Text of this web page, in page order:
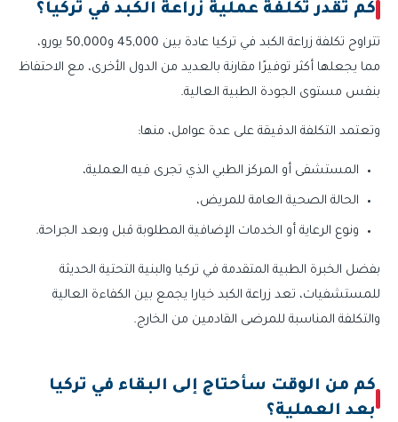
كم تقدر تكلفة عملية زراعة الكبد في تركيا؟
تتراوح تكلفة زراعة الكبد في تركيا عادة بين 45,000 و50,000 يورو،
مما يجعلها أكثر توفيرًا مقارنة بالعديد من الدول الأخرى، مع الاحتفاظ
بنفس مستوى الجودة الطبية العالية.
وتعتمد التكلفة الدقيقة على عدة عوامل، منها:
المستشفى أو المركز الطبي الذي تجرى فيه العملية،
الحالة الصحية العامة للمريض،
ونوع الرعاية أو الخدمات الإضافية المطلوبة قبل وبعد الجراحة.
بفضل الخبرة الطبية المتقدمة في تركيا والبنية التحتية الحديثة
للمستشفيات، تعد زراعة الكبد خيارا يجمع بين الكفاءة العالية
والتكلفة المناسبة للمرضى القادمين من الخارج.
كم من الوقت سأحتاج إلى البقاء في تركيا
بعد العملية؟